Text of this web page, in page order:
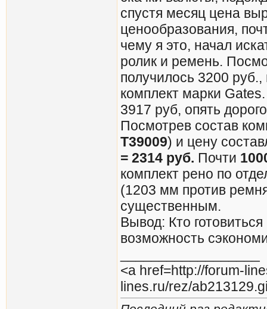
спустя месяц цена
ценообразования,
чему я это, начал
ролик и ремень.
получилось 3200
комплект марки
3917 руб, опять
Посмотрев состав
T39009) и цену
= 2314 руб. Почти
комплект рено по
(1203 мм против
существенным.
Вывод: Кто
возможность
<a href=http://forum-
lines.ru/rez/